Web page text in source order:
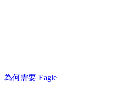
為何需要 Eagle